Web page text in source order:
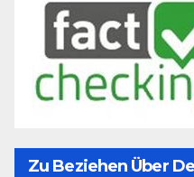
Zu Beziehen Über